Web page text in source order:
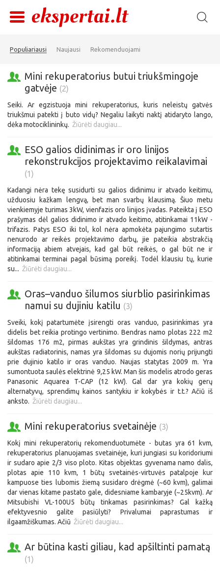
Populiariausi Naujausi Rekomenduojami
Mini rekuperatorius butui triukšmingoje
gatvėje (2)
Seiki. Ar egzistuoja mini rekuperatorius, kuris neleistų gatvės
triukšmui patekti į buto vidų? Negaliu laikyti naktį atidaryto lango,
dėka motociklininkų. Žiūrėti daugiau...
ESO galios didinimas ir oro linijos
rekonstrukcijos projektavimo reikalavimai
(1)
Kadangi nėra tekę susidurti su galios didinimu ir atvado keitimu,
užduosiu kažkam lengvą, bet man svarbų klausimą. Šiuo metu
vienkiemyje turimas 3kW, vienfazis oro linijos įvadas. Pateikta į ESO
prašymas dėl galios didinimo ir atvado keitimo, atitinkamai 11kW -
trifazis. Patys ESO iki tol, kol nėra apmokėta pajungimo sutartis
nenurodo ar reikės projektavimo darbų, jie pateikia abstrakčią
informaciją abiem atvejais, kad gal būt reikės, o gal būt ne ir
atitinkamai terminai pagal būsimą poreikį. Todėl klausiu tų, kurie
su... Žiūrėti daugiau...
Oras–vanduo šilumos siurblio pasirinkimas
namui su dujiniu katilu (3)
Sveiki, kokį patartumėte įsirengti oras vanduo, pasirinkimas yra
didelis bet reikia protingo vertinimo. Bendras namo plotas 222 m2
šildomas 176 m2, pirmas aukštas yra grindinis šildymas, antras
aukštas radiatorinis, namas yra šildomas su dujomis norių prijungti
prie dujinio katilo ir oras vanduo. Naujas statytas 2009 m. Yra
sumontuota saulės elektrinė 9,25 kW. Man šis modelis atrodo geras
Panasonic Aquarea T-CAP (12 kW). Gal dar yra kokių gerų
alternatyvų, sprendimų kainos santykiu ir kokybės ir t.t.? Ačiū iš
anksto. Žiūrėti daugiau...
Mini rekuperatorius svetainėje (3)
Kokį mini rekuperatorių rekomenduotumėte - butas yra 61 kvm,
rekuperatorius planuojamas svetainėje, kuri jungiasi su koridoriumi
ir sudaro apie 2/3 viso ploto. Kitas objektas gyvenama namo dalis,
plotas apie 110 kvm, 1 būtų svetainės-virtuvės patalpoje kur
kampuose ties lubomis žiemą susidaro drėgmė (~60 kvm), galimai
dar vienas kitame pastato gale, didesniame kambaryje (~25kvm). Ar
Mitsubishi VL-100U5 būtų tinkamas pasirinkimas? Gal kažką
efektyvesnio galite pasiūlyti? Privalumai paprastumas ir
ilgaamžiškumas. Ačiū Žiūrėti daugiau...
Ar būtina kasti giliau, kad apšiltinti pamatą
(1)